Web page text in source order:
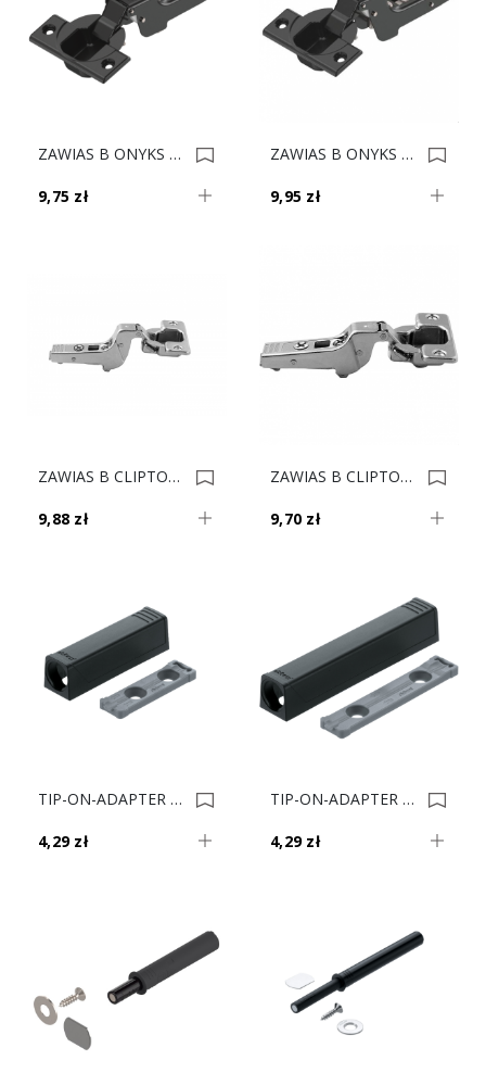
ZAWIAS B ONYKS CLIPTOP TIPON 110' DB 70T3650 0022541
9,75 zł
ZAWIAS B ONYKS CLIPTOP TIPON 110' DW 70T3750 0022540
9,95 zł
ZAWIAS B CLIPTOP TIPON PROF. DW 70T9750 0022386
9,88 zł
ZAWIAS B CLIPTOP TIPON PROF. DB 70T9650 0022385
9,70 zł
TIP-ON-ADAPTER PR KRÓTKI Czarny CS-M 956.1201 0022345
4,29 zł
TIP-ON-ADAPTER PR DŁUGI Czarny CS-M 956A1201 0022344
4,29 zł